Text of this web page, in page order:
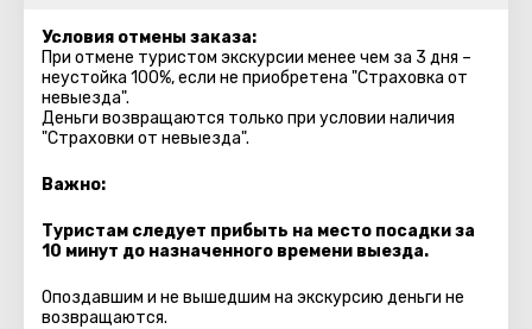
Условия отмены заказа:
При отмене туристом экскурсии менее чем за 3 дня –
неустойка 100%, если не приобретена "Страховка от
невыезда".
Деньги возвращаются только при условии наличия
"Страховки от невыезда".
Важно:
Туристам следует прибыть на место посадки за
10 минут до назначенного времени выезда.
Опоздавшим и не вышедшим на экскурсию деньги не
возвращаются.